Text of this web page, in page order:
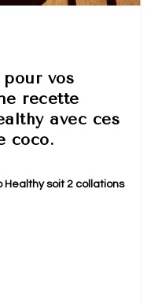
vos
recette
avec ces
coco.
Healthy soit 2 collations